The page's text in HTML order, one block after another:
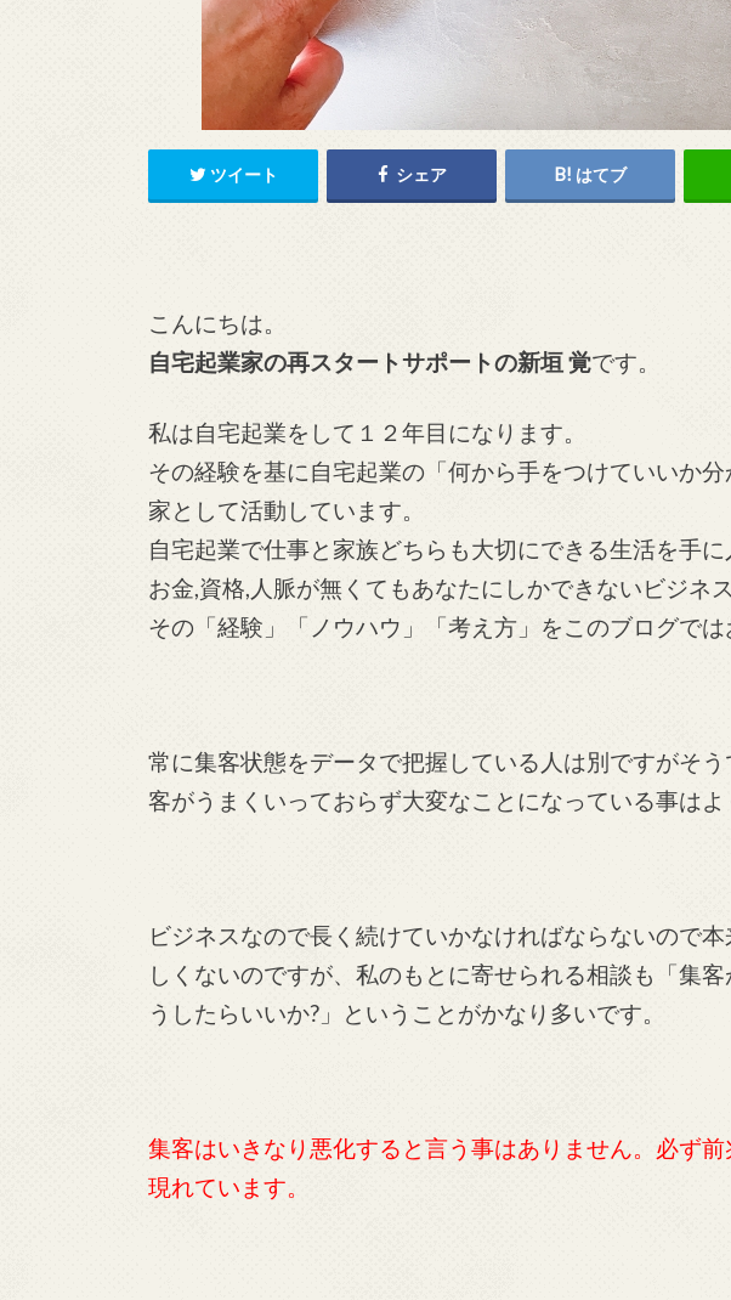
ツイート シェア はてブ
こんにちは。
自宅起業家の再スタートサポートの新垣 覚です。
私は自宅起業をして１２年目になります。
その経験を基に自宅起業の「何から手をつけていいか
家として活動しています。
自宅起業で仕事と家族どちらも大切にできる生活を手に
お金,資格,人脈が無くてもあなたにしかできないビジネ
その「経験」「ノウハウ」「考え方」をこのブログで
常に集客状態をデータで把握している人は別ですがそ
客がうまくいっておらず大変なことになっている事はよ
ビジネスなので長く続けていかなければならないので
しくないのですが、私のもとに寄せられる相談も「集
うしたらいいか?」ということがかなり多いです。
集客はいきなり悪化すると言う事はありません。必ず
現れています。